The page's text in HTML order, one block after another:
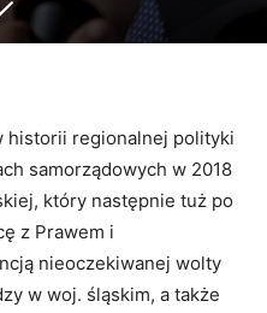
historii regionalnej polityki
samorządowych w 2018
który następnie tuż po
z Prawem i
nieoczekiwanej wolty
w woj. śląskim, a także